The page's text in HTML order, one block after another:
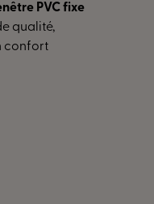
PVC fixe
qualité,
confort